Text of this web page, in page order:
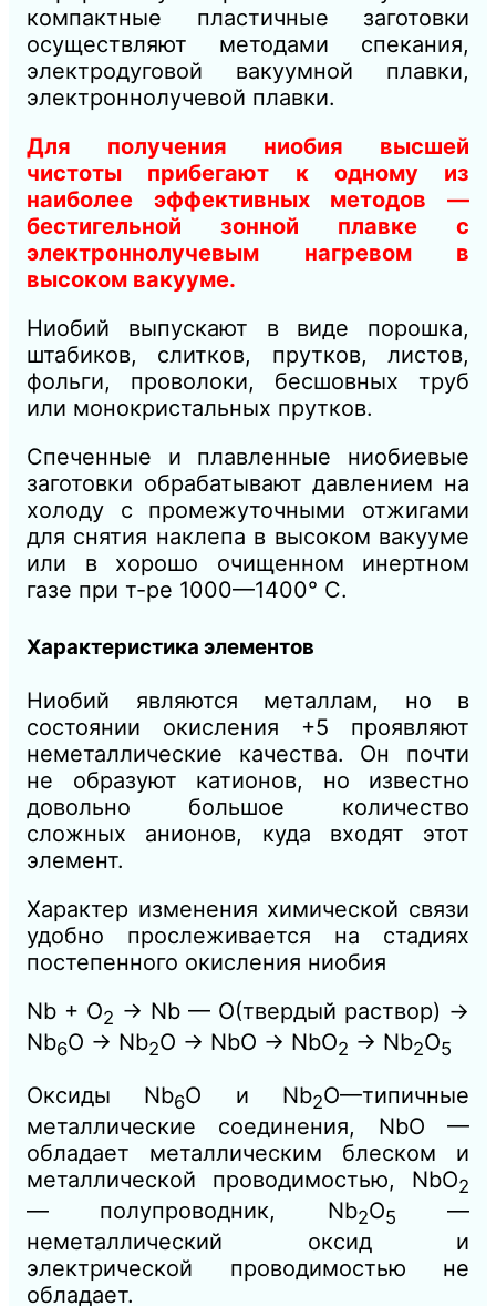
компактные пластичные заготовки
осуществляют методами спекания,
электродуговой вакуумной плавки,
электроннолучевой плавки.
Для получения ниобия высшей
чистоты прибегают к одному из
наиболее эффективных методов —
бестигельной зонной плавке с
электроннолучевым нагревом в
высоком вакууме.
Ниобий выпускают в виде порошка,
штабиков, слитков, прутков, листов,
фольги, проволоки, бесшовных труб
или монокристальных прутков.
Спеченные и плавленные ниобиевые
заготовки обрабатывают давлением на
холоду с промежуточными отжигами
для снятия наклепа в высоком вакууме
или в хорошо очищенном инертном
газе при т-ре 1000—1400° С.
Характеристика элементов
Ниобий являются металлам, но в
состоянии окисления +5 проявляют
неметаллические качества. Он почти
не образуют катионов, но известно
довольно большое количество
сложных анионов, куда входят этот
элемент.
Характер изменения химической связи
удобно прослеживается на стадиях
постепенного окисления ниобия
Nb + O2 → Nb — O(твердый раствор) →
Nb6O → Nb2O → NbO → NbO2 → Nb2O5
Оксиды Nb6O и Nb2O—типичные
металлические соединения, NbO —
обладает металлическим блеском и
металлической проводимостью, NbO2
— полупроводник, Nb2O5
—
неметаллический оксид и
электрической проводимостью не
обладает.